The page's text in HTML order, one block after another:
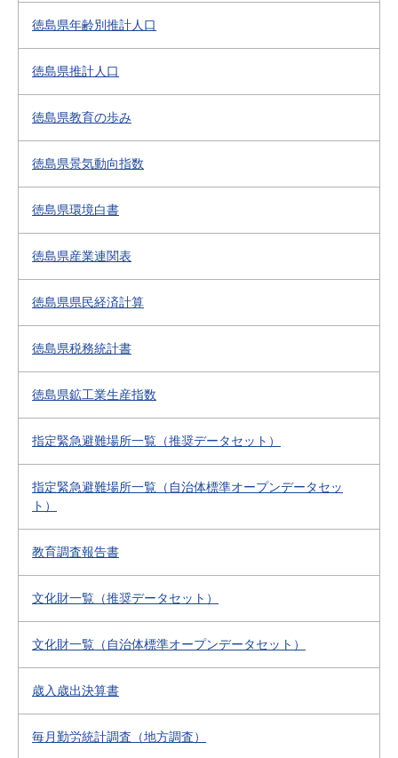
徳島県年齢別推計人口
徳島県推計人口
徳島県教育の歩み
徳島県景気動向指数
徳島県環境白書
徳島県産業連関表
徳島県県民経済計算
徳島県税務統計書
徳島県鉱工業生産指数
指定緊急避難場所一覧（推奨データセット）
指定緊急避難場所一覧（自治体標準オープンデータセッ
ト）
教育調査報告書
文化財一覧（推奨データセット）
文化財一覧（自治体標準オープンデータセット）
歳入歳出決算書
毎月勤労統計調査（地方調査）